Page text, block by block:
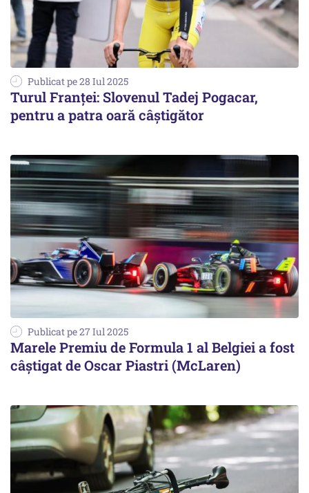
Publicat pe 28 Iul 2025
Turul Franței: Slovenul Tadej Pogacar,
pentru a patra oară câștigător
Publicat pe 27 Iul 2025
Marele Premiu de Formula 1 al Belgiei a fost
câștigat de Oscar Piastri (McLaren)